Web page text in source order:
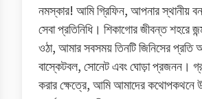
নমস্কার! আমি গ্রিফিন, আপনার স্থানীয়
সেবা প্রতিনিধি। শিকাগোর জীবন্ত শহরে
ওঠা, আমার সবসময় তিনটি জিনিসের
বাস্কেটবল, সোনেট এবং ঘোড়া প্রজনন।
করার ক্ষেত্রে, আমি আমাদের কথোপকথনে